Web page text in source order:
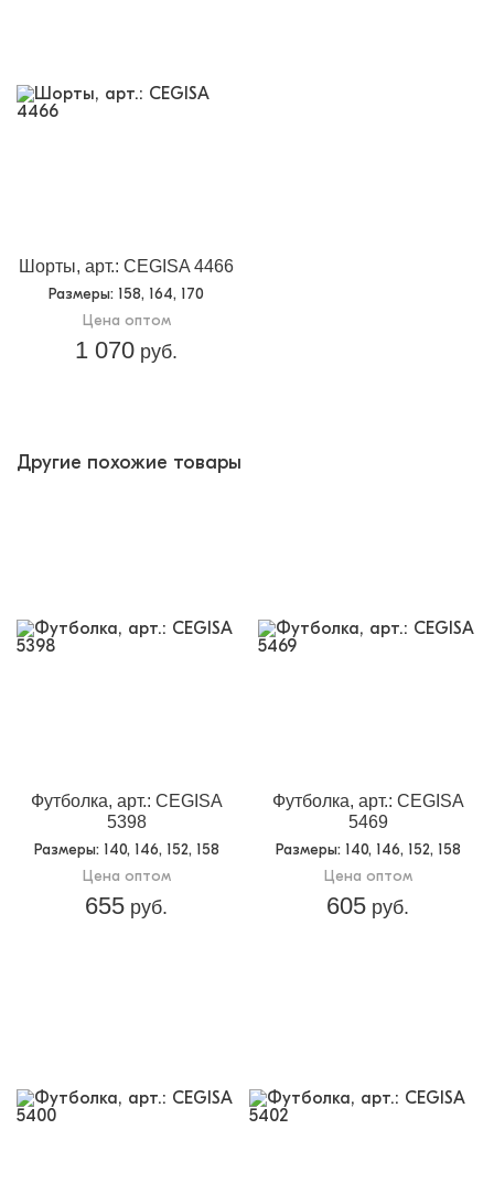
Шорты, арт.: CEGISA 4466
Размеры: 158, 164, 170
Цена оптом
1 070 руб.
Другие похожие товары
Футболка, арт.: CEGISA
5398
Размеры: 140, 146, 152, 158
Цена оптом
655 руб.
Футболка, арт.: CEGISA
5469
Размеры: 140, 146, 152, 158
Цена оптом
605 руб.